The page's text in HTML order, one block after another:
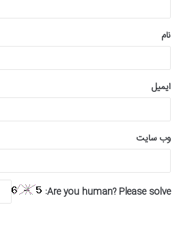
*
نام
ایمیل
وب‌ سایت
Are you human? Please solve: